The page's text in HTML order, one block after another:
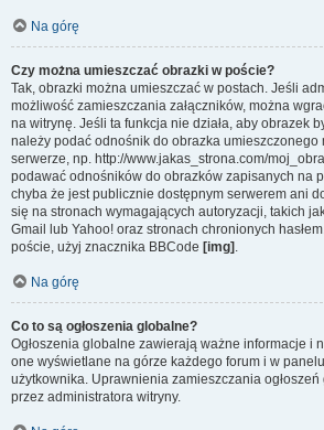
Na górę
Czy można umieszczać obrazki w poście?
Tak, obrazki można umieszczać w postach. Jeśli
możliwość zamieszczania załączników, można
na witrynę. Jeśli ta funkcja nie działa, aby obrazek
należy podać odnośnik do obrazka
serwerze, np. http://www.jakas_strona.com/
podawać odnośników do obrazków zapisanych na
chyba że jest publicznie dostępnym serwerem ani
się na stronach wymagających autoryzacji, takich
Gmail lub Yahoo! oraz stronach chronionych
poście, użyj znacznika BBCode [img] .
Na górę
Co to są ogłoszenia globalne?
Ogłoszenia globalne zawierają ważne informacje i
one wyświetlane na górze każdego forum i w
użytkownika. Uprawnienia zamieszczania
przez administratora witryny.